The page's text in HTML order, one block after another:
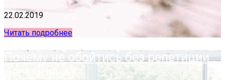
22.02.2019
Читать подробнее
Почему не обойтись без репетиции
церемонии?